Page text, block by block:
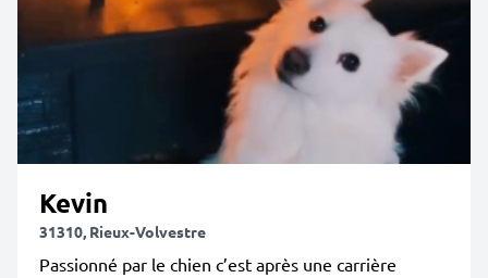
Kevin
31310, Rieux-Volvestre
Passionné par le chien c’est après une carrière